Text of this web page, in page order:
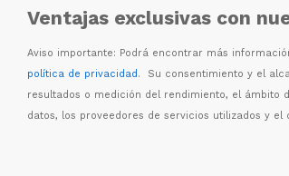
Ventajas exclusivas con
Aviso importante: Podrá encontrar más informació
política de privacidad. Su consentimiento y el
resultados o medición del rendimiento, el ámbito
datos, los proveedores de servicios utilizados y el